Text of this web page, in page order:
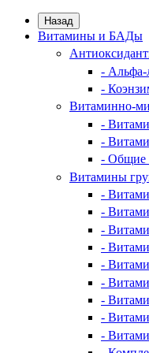
Назад
Витамины и БАДы
- Альфа-
-
Витаминно-
-
-
- Общие
Витамины
-
-
-
-
-
-
-
-
-